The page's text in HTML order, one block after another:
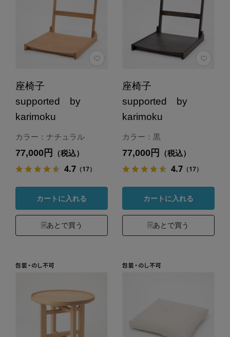
座椅子
supported by
karimoku
カラー：ナチュラル
77,000円 （税込）
4.7（17）
カートに入れる
あとで買う
座椅子
supported by
karimoku
カラー：黒
77,000円 （税込）
4.7（17）
カートに入れる
あとで買う